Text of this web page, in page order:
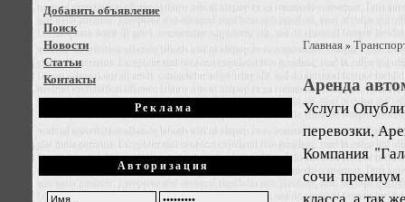
Добавить объявление
Поиск
Новости
Статьи
Контакты
Реклама
Авторизация
Главная»
Аренда
Услуги
перевозки,
Компания
сочи премиум